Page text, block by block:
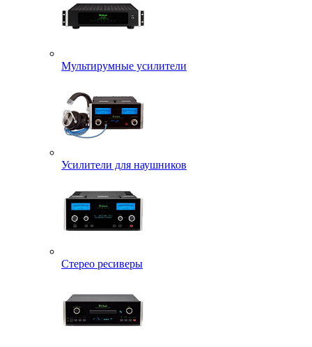
Мультирумные усилители
Усилители для наушников
Стерео ресиверы